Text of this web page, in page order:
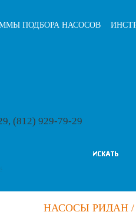
ПОДБОРА НАСОСОВ
(812) 929-79-29
НАСОСЫ РИДАН /